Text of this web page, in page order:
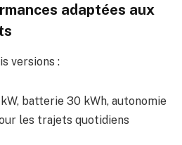
adaptées aux
versions :
batterie 30 kWh, autonomie
les trajets quotidiens